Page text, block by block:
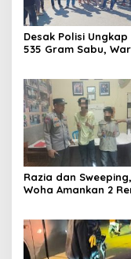
Desak Polisi Ungkap
535 Gram Sabu,
Razia dan
Woha Amankan 2